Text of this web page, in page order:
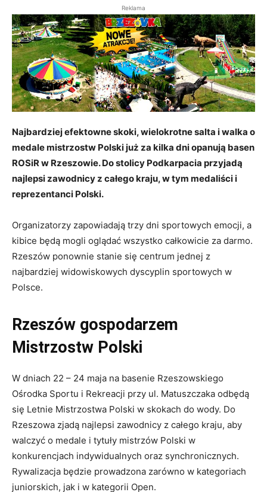
Reklama
Najbardziej efektowne skoki, wielokrotne salta i walka o
medale mistrzostw Polski już za kilka dni opanują basen
ROSiR w Rzeszowie. Do stolicy Podkarpacia przyjadą
najlepsi zawodnicy z całego kraju, w tym medaliści i
reprezentanci Polski.
Organizatorzy zapowiadają trzy dni sportowych emocji, a
kibice będą mogli oglądać wszystko całkowicie za darmo.
Rzeszów ponownie stanie się centrum jednej z
najbardziej widowiskowych dyscyplin sportowych w
Polsce.
Rzeszów gospodarzem
Mistrzostw Polski
W dniach 22 – 24 maja na basenie Rzeszowskiego
Ośrodka Sportu i Rekreacji przy ul. Matuszczaka odbędą
się Letnie Mistrzostwa Polski w skokach do wody. Do
Rzeszowa zjadą najlepsi zawodnicy z całego kraju, aby
walczyć o medale i tytuły mistrzów Polski w
konkurencjach indywidualnych oraz synchronicznych.
Rywalizacja będzie prowadzona zarówno w kategoriach
juniorskich, jak i w kategorii Open.